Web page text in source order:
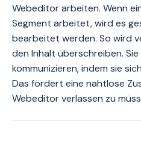
Webeditor arbeiten. Wenn
Segment arbeitet, wird es
bearbeitet werden. So wird
den Inhalt überschreiben.
kommunizieren, indem sie
Das fördert eine nahtlose
Webeditor verlassen zu